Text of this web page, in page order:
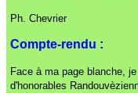
Ph. Chevrier
Compte-rendu :
Face à ma page blanche,
d'honorables